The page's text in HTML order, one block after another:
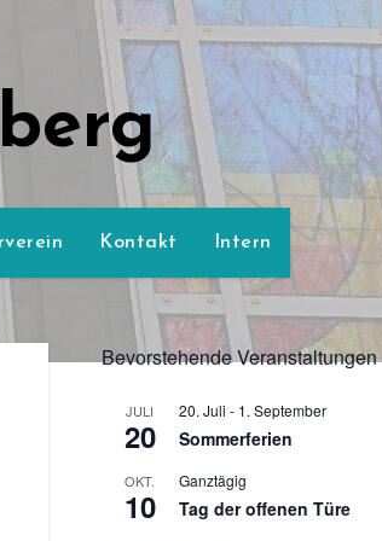
Kontakt Intern
Bevorstehende Veranstaltungen
JULI
20
20. Juli - 1. September
Sommerferien
OKT.
10
Ganztägig
Tag der offenen Türe